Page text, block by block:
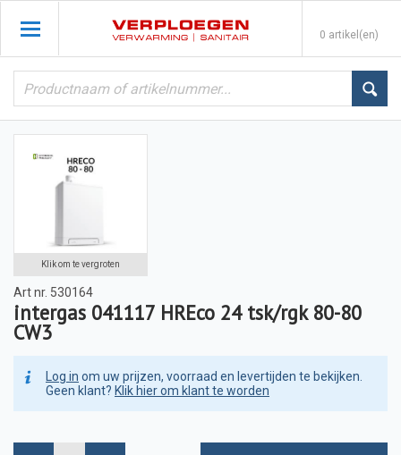
0 artikel(en)
Klik om te vergroten
Art nr. 530164
intergas 041117 HREco 24 tsk/rgk 80-80
CW3
Log in om uw prijzen, voorraad en levertijden te bekijken.
Geen klant? Klik hier om klant te worden